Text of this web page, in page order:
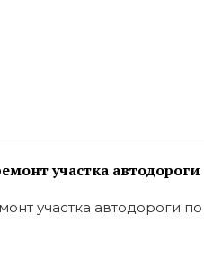
участка
участка автодороги